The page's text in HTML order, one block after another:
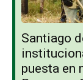
Santiago
puesta en